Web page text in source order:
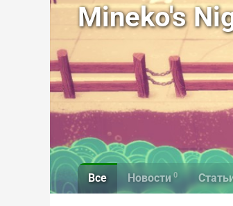
Mineko's
Все Новости 0